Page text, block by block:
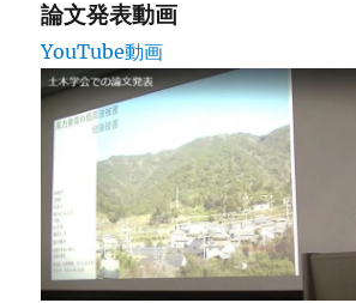
論文発表動画
YouTube動画